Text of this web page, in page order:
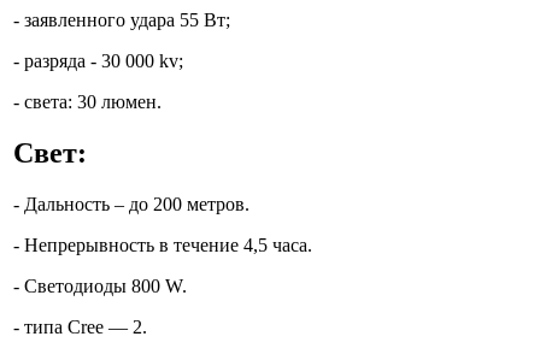
- заявленного удара 55 Вт;
- разряда - 30 000 kv;
- света: 30 люмен.
Свет:
- Дальность – до 200 метров.
- Непрерывность в течение 4,5 часа.
- Светодиоды 800 W.
- типа Cree — 2.